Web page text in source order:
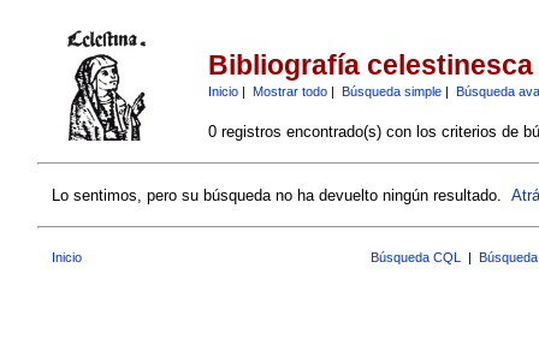
Bibliografía celestinesca
Inicio| Mostrar todo| Búsqueda simple| Búsqueda
0 registros encontrado(s) con los criterios de
Lo sentimos, pero su búsqueda no ha devuelto ningún resultado.
Inicio Búsqueda CQL |